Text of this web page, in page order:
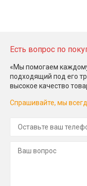
Есть вопрос по
«Мы помогаем
подходящий под его
высокое качество
Спрашивайте, мы